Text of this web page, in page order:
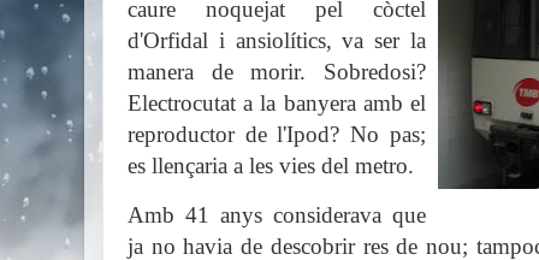
caure noquejat pel còctel
d'Orfidal i ansiolítics, va ser la
manera de morir. Sobredosi?
Electrocutat a la banyera amb el
reproductor de l'Ipod? No pas;
es llençaria a les vies del metro.
Amb 41 anys considerava que
ja no havia de descobrir res de nou;